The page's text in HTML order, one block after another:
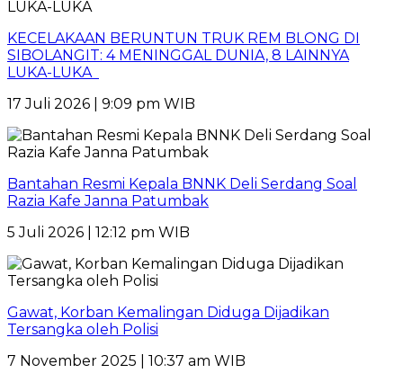
KECELAKAAN BERUNTUN TRUK REM BLONG DI
SIBOLANGIT: 4 MENINGGAL DUNIA, 8 LAINNYA
LUKA-LUKA
17 Juli 2026 | 9:09 pm WIB
Bantahan Resmi Kepala BNNK Deli Serdang Soal
Razia Kafe Janna Patumbak
5 Juli 2026 | 12:12 pm WIB
Gawat, Korban Kemalingan Diduga Dijadikan
Tersangka oleh Polisi
7 November 2025 | 10:37 am WIB